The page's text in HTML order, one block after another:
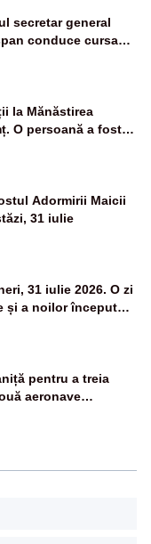
secretar general
conduce cursa
un om care să
la Mănăstirea
O persoană a fost
VIDEO
Adormirii Maicii
31 iulie
31 iulie 2026. O zi
a noilor începuturi.
pentru a treia
aeronave
au fost ridicate de la